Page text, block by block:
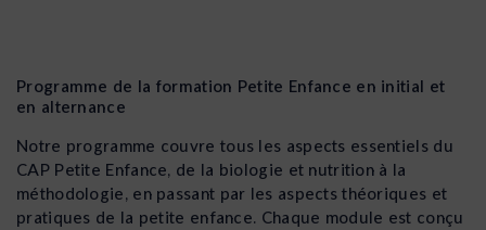
Programme de la formation Petite Enfance en initial et
en alternance
Notre programme couvre tous les aspects essentiels du
CAP Petite Enfance, de la biologie et nutrition à la
méthodologie, en passant par les aspects théoriques et
pratiques de la petite enfance. Chaque module est conçu